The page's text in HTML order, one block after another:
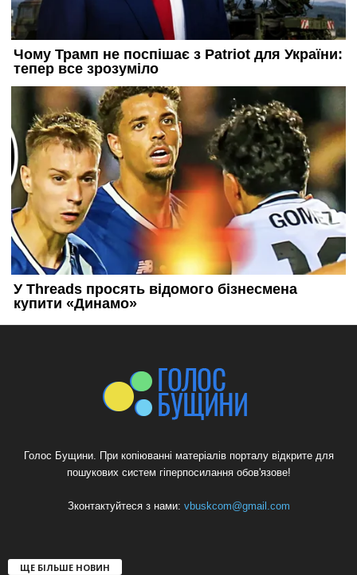
Голос Бущини. При копіюванні матеріалів порталу відкрите для
пошукових систем гіперпосилання обов'язове!
Зконтактуйтеся з нами: vbuskcom@gmail.com
ЩЕ БІЛЬШЕ НОВИН